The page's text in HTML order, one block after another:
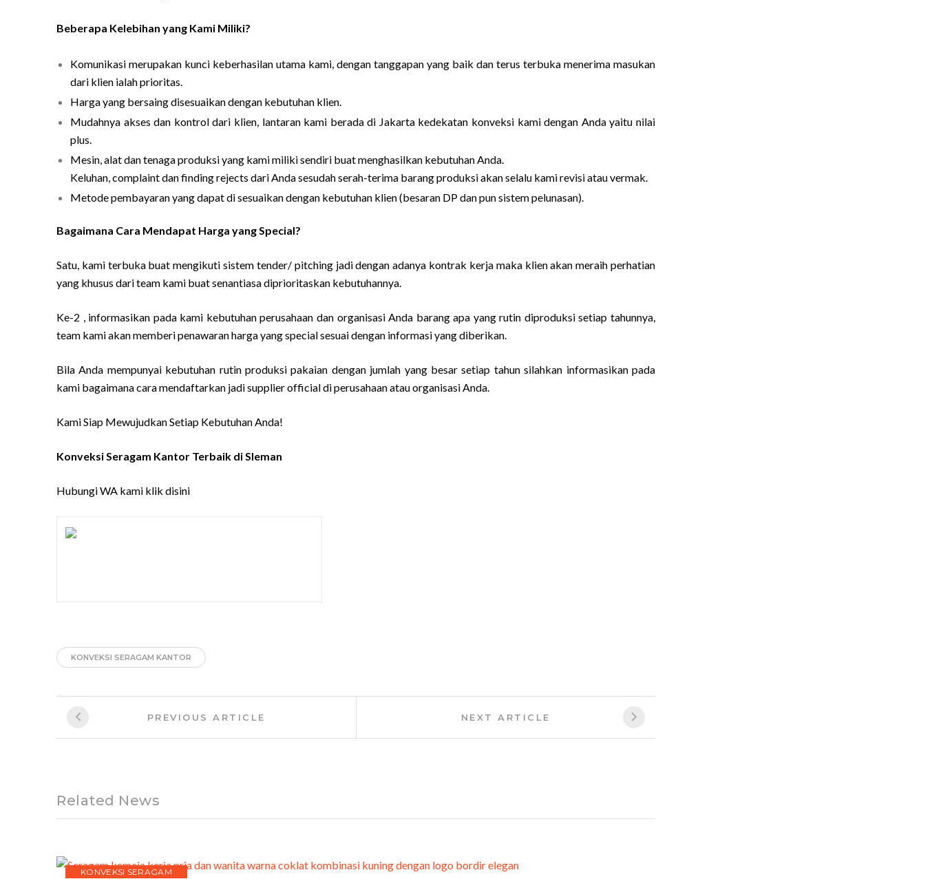
Beberapa Kelebihan yang Kami Miliki?
Komunikasi merupakan kunci keberhasilan utama kami, dengan tanggapan yang baik dan terus terbuka menerima masukan
dari klien ialah prioritas.
Harga yang bersaing disesuaikan dengan kebutuhan klien.
Mudahnya akses dan kontrol dari klien, lantaran kami berada di Jakarta kedekatan konveksi kami dengan Anda yaitu nilai
plus.
Mesin, alat dan tenaga produksi yang kami miliki sendiri buat menghasilkan kebutuhan Anda.
Keluhan, complaint dan finding rejects dari Anda sesudah serah-terima barang produksi akan selalu kami revisi atau vermak.
Metode pembayaran yang dapat di sesuaikan dengan kebutuhan klien (besaran DP dan pun sistem pelunasan).
Bagaimana Cara Mendapat Harga yang Special?
Satu, kami terbuka buat mengikuti sistem tender/ pitching jadi dengan adanya kontrak kerja maka klien akan meraih perhatian
yang khusus dari team kami buat senantiasa diprioritaskan kebutuhannya.
Ke-2 , informasikan pada kami kebutuhan perusahaan dan organisasi Anda barang apa yang rutin diproduksi setiap tahunnya,
team kami akan memberi penawaran harga yang special sesuai dengan informasi yang diberikan.
Bila Anda mempunyai kebutuhan rutin produksi pakaian dengan jumlah yang besar setiap tahun silahkan informasikan pada
kami bagaimana cara mendaftarkan jadi supplier official di perusahaan atau organisasi Anda.
Kami Siap Mewujudkan Setiap Kebutuhan Anda!
Konveksi Seragam Kantor Terbaik di Sleman
Hubungi WA kami klik disini
KONVEKSI SERAGAM KANTOR
navigation
PREVIOUS ARTICLE NEXT ARTICLE
Related News
KONVEKSI SERAGAM